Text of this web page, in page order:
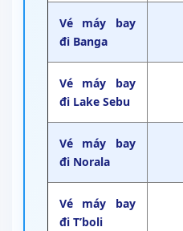
Vé máy bay
đi Banga
Vé máy bay
đi Lake Sebu
Vé máy bay
đi Norala
Vé máy bay
đi T’boli